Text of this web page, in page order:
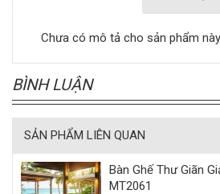
Chưa có mô tả cho sản phẩm này
BÌNH LUẬN
SẢN PHẨM LIÊN QUAN
Bàn Ghế Thư Giãn
MT2061